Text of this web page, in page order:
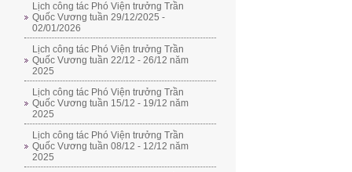
Lịch công tác Phó Viện trưởng Trần
Quốc Vương tuần 29/12/2025 -
02/01/2026
Lịch công tác Phó Viện trưởng Trần
Quốc Vương tuần 22/12 - 26/12 năm
2025
Lịch công tác Phó Viện trưởng Trần
Quốc Vương tuần 15/12 - 19/12 năm
2025
Lịch công tác Phó Viện trưởng Trần
Quốc Vương tuần 08/12 - 12/12 năm
2025